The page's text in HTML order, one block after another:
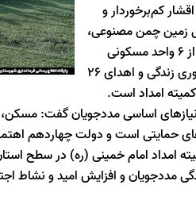
کم‌برخوردار و
زمین چمن مصنوعی،
طرح‌های اشتغال‌زا، احداث و بهره‌برداری از ۶ واحد مسکونی
ویژه مددجویان، تأمین ۸۳ قلم لوازم ضروری زندگی و اهدای ۲۶
امداد است.
نیازهای اساسی مددجویان گفت:
حمایتی است و دولت چهاردهم اهتمام
امداد امام خمینی (ره) در سطح
مددجویان و افزایش امید و نشاط